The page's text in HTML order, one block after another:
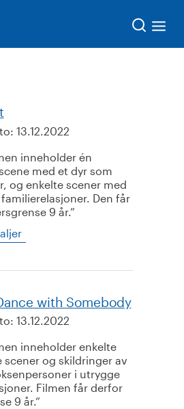
13.12.2022
inneholder én
med et dyr som
og enkelte scener med
Den får
9 år.
with Somebody
13.12.2022
inneholder enkelte
scener og skildringer av
i utrygge
Filmen får derfor
9 år.